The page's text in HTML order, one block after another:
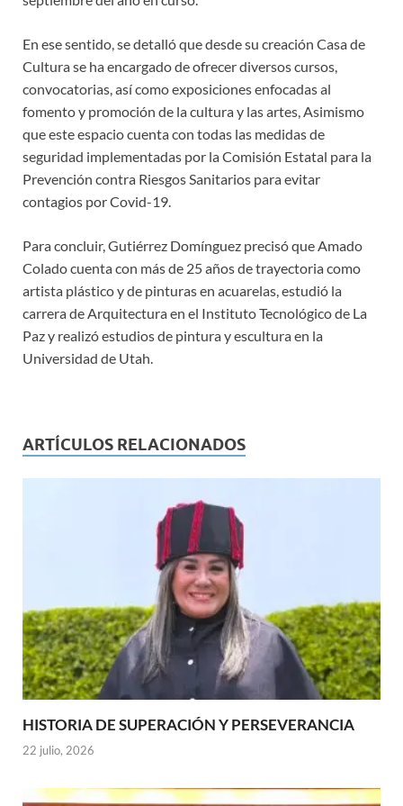
En ese sentido, se detalló que desde su creación Casa de
Cultura se ha encargado de ofrecer diversos cursos,
convocatorias, así como exposiciones enfocadas al
fomento y promoción de la cultura y las artes, Asimismo
que este espacio cuenta con todas las medidas de
seguridad implementadas por la Comisión Estatal para la
Prevención contra Riesgos Sanitarios para evitar
contagios por Covid-19.
Para concluir, Gutiérrez Domínguez precisó que Amado
Colado cuenta con más de 25 años de trayectoria como
artista plástico y de pinturas en acuarelas, estudió la
carrera de Arquitectura en el Instituto Tecnológico de La
Paz y realizó estudios de pintura y escultura en la
Universidad de Utah.
ARTÍCULOS RELACIONADOS
HISTORIA DE SUPERACIÓN Y PERSEVERANCIA
22 julio, 2026